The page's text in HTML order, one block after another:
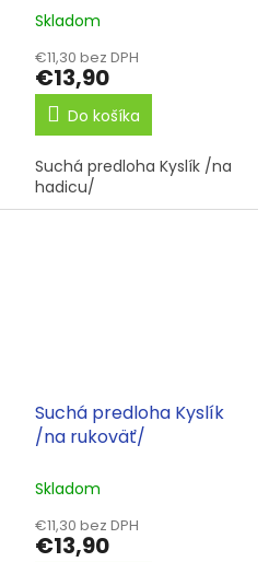
Skladom
€11,30 bez DPH
€13,90
Do košíka
Suchá predloha Kyslík /na
hadicu/
Suchá predloha Kyslík
/na rukoväť/
Skladom
€11,30 bez DPH
€13,90